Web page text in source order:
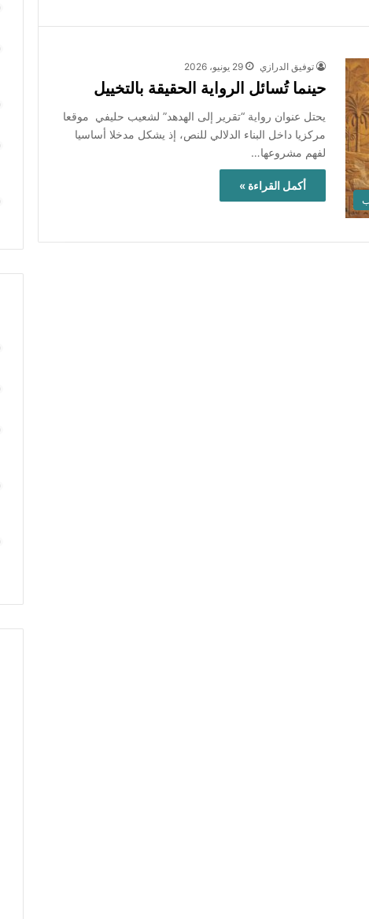
توفيق الدرازي 29 يونيو، 2026
حينما تُسائل الرواية الحقيقة بالتخييل
يحتل عنوان رواية “تقرير إلى الهدهد” لشعيب حليفي موقعا
مركزيا داخل البناء الدلالي للنص، إذ يشكل مدخلا أساسيا
لفهم مشروعها…
أكمل القراءة »